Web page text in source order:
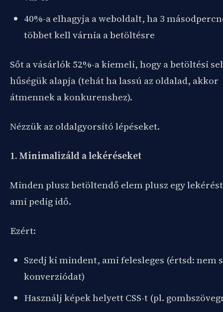
40%-a elhagyja a weboldalt, ha 3
többet kell várnia a betöltésre
Sőt a vásárlók 52%-a kiemeli, hogy a betöltési
hűségük alapja (tehát ha lassú az oldalad, akkor
átmennek a konkurenshez).
Nézzük az oldalgyorsító lépéseket.
1. Minimalizáld a lekéréseket
Minden plusz betöltendő elem plusz egy
ami pedig idő.
Ezért:
Szedj ki mindent, ami felesleges (értsd: nem
konverziódat)
Használj képek helyett CSS-t (pl.